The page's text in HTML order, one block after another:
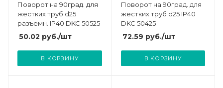
Поворот на 90град. для
жестких труб d25
разъемн. IP40 DKC 50525
50.02 руб./шт
В КОРЗИНУ
Поворот на 90град. для
жестких труб d25 IP40
DKC 50425
72.59 руб./шт
В КОРЗИНУ